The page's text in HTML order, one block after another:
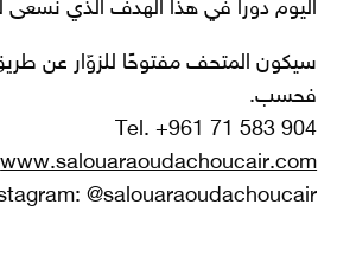
اليوم دوراً في هذا الهدف الذي نسعى
سيكون المتحف مفتوحًا للزوّار عن
فحسب.
Tel. +961 71 583 904
www.salouaraoudachoucair.com
@salouaraoudachoucair